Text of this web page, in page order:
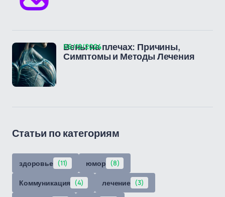
Вены на плечах: Причины,
Симптомы и Методы Лечения
06/12/2024
Статьи по категориям
здоровье (11) юмор (8)
Коммуникация (4) лечение (3)